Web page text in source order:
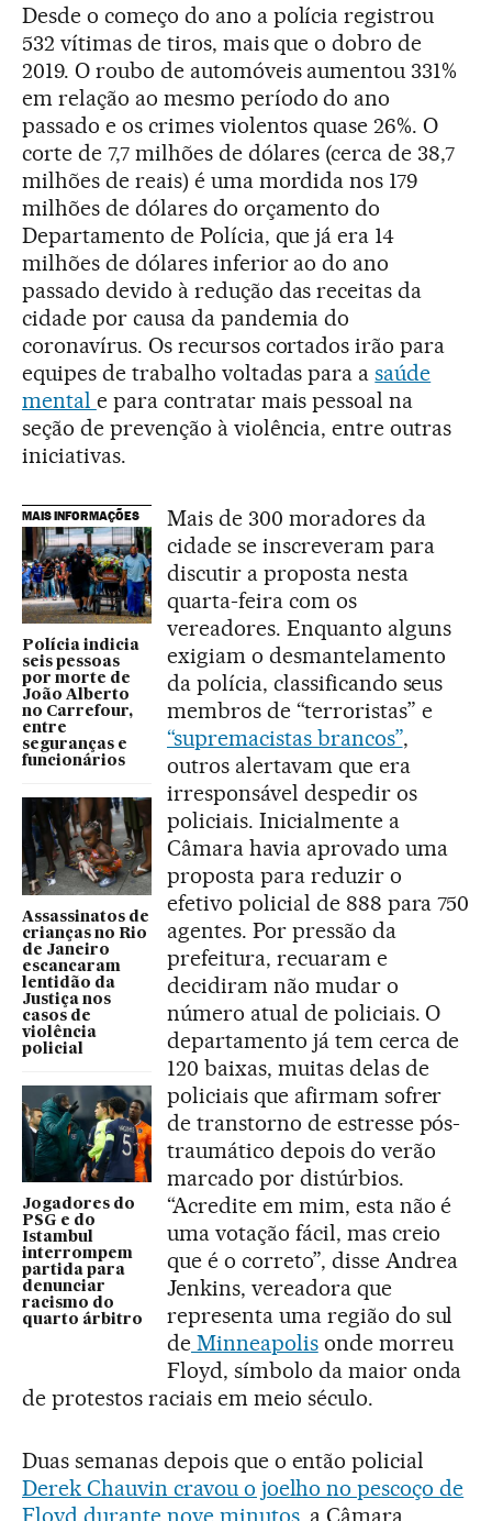
Desde o começo do ano a polícia registrou
532 vítimas de tiros, mais que o dobro de
2019. O roubo de automóveis aumentou 331%
em relação ao mesmo período do ano
passado e os crimes violentos quase 26%. O
corte de 7,7 milhões de dólares (cerca de 38,7
milhões de reais) é uma mordida nos 179
milhões de dólares do orçamento do
Departamento de Polícia, que já era 14
milhões de dólares inferior ao do ano
passado devido à redução das receitas da
cidade por causa da pandemia do
coronavírus. Os recursos cortados irão para
equipes de trabalho voltadas para asaúde
mental e para contratar mais pessoal na
seção de prevenção à violência, entre outras
iniciativas.
MAIS INFORMAÇÕES
Polícia indicia
seis pessoas
por morte de
João Alberto
no Carrefour,
entre
seguranças e
funcionários
Assassinatos de
crianças no Rio
de Janeiro
escancaram
lentidão da
Justiça nos
casos de
violência
policial
Jogadores do
PSG e do
Istambul
interrompem
partida para
denunciar
racismo do
quarto árbitro
Mais de 300 moradores da
cidade se inscreveram para
discutir a proposta nesta
quarta-feira com os
vereadores. Enquanto alguns
exigiam o desmantelamento
da polícia, classificando seus
membros de “terroristas” e
“supremacistas brancos”,
outros alertavam que era
irresponsável despedir os
policiais. Inicialmente a
Câmara havia aprovado uma
proposta para reduzir o
efetivo policial de 888 para 750
agentes. Por pressão da
prefeitura, recuaram e
decidiram não mudar o
número atual de policiais. O
departamento já tem cerca de
120 baixas, muitas delas de
policiais que afirmam sofrer
de transtorno de estresse pós-
traumático depois do verão
marcado por distúrbios.
“Acredite em mim, esta não é
uma votação fácil, mas creio
que é o correto”, disse Andrea
Jenkins, vereadora que
representa uma região do sul
deMinneapolisonde morreu
Floyd, símbolo da maior onda
de protestos raciais em meio século.
Duas semanas depois que o então policial
Derek Chauvin cravou o joelho no pescoço de
Floyd durante nove minutos, a Câmara